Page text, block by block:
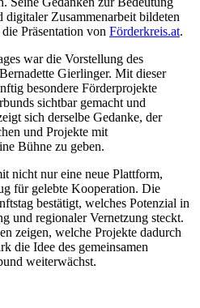
digitaler Zusammenarbeit bildeten
Präsentation von Förderkreis.at.
war die Vorstellung des
Gierlinger. Mit dieser
besondere Förderprojekte
sichtbar gemacht und
sich derselbe Gedanke, der
und Projekte mit
Bühne zu geben.
nicht nur eine neue Plattform,
für gelebte Kooperation. Die
bestätigt, welches Potenzial in
und regionaler Vernetzung steckt.
zeigen, welche Projekte dadurch
die Idee des gemeinsamen
weiterwächst.